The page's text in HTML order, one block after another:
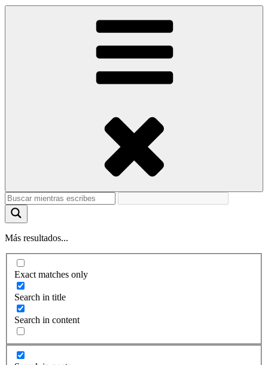
Más resultados...
Exact matches only
Search in title
Search in content